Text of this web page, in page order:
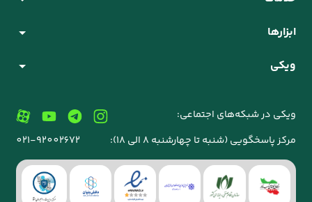
ابزارها
ویکی
ویکی در شبکه‌های اجتماعی:
مرکز پاسخگویی (شنبه تا چهارشنبه 8 الی 18):
021-92002672